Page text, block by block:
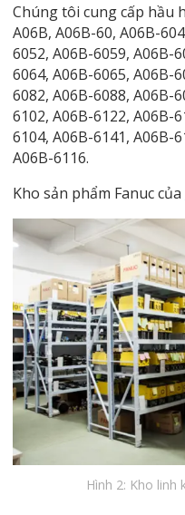
Chúng tôi cung cấp hầu
A06B, A06B-60, A06B-
6052, A06B-6059, A06B-
6064, A06B-6065, A06B-
6082, A06B-6088, A06B-
6102, A06B-6122, A06B-
6104, A06B-6141, A06B-
A06B-6116.
Kho sản phẩm Fanuc của
Hình 2: Kho linh